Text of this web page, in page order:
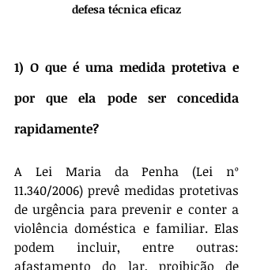
defesa técnica eficaz
1) O que é uma medida protetiva e
por que ela pode ser concedida
rapidamente?
A Lei Maria da Penha (Lei nº
11.340/2006) prevê medidas protetivas
de urgência para prevenir e conter a
violência doméstica e familiar. Elas
podem incluir, entre outras:
afastamento do lar, proibição de